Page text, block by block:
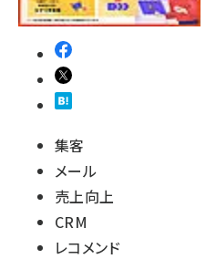
集客
メール
売上向上
CRM
レコメンド